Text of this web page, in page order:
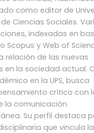
como editor de
de Ciencias Sociales.
indexadas en
Scopus y Web of
relación de las nuevas
en la sociedad actual.
en la UPS, busca
crítico con
la comunicación
Su perfil destaca
que vincula la